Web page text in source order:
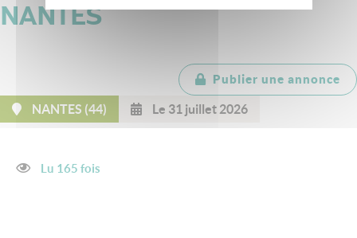
NANTES
Publier une annonce
NANTES (44) Le 31 juillet 2026
Lu 165 fois